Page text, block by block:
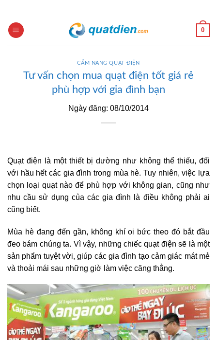
content
0
CẨM NANG QUẠT ĐIỆN
Tư vấn chọn mua quạt điện tốt giá rẻ
phù hợp với gia đình bạn
Ngày đăng: 08/10/2014
Quạt điện là một thiết bị dường như không thể thiếu, đối
với hầu hết các gia đình trong mùa hè. Tuy nhiên, việc lựa
chọn loại quạt nào để phù hợp với không gian, cũng như
nhu cầu sử dụng của các gia đình là điều không phải ai
cũng biết.
Mùa hè đang đến gần, không khí oi bức theo đó bắt đầu
đeo bám chúng ta. Vì vậy, những chiếc quạt điện sẽ là một
sản phẩm tuyệt vời, giúp các gia đình tạo cảm giác mát mẻ
và thoải mái sau những giờ làm việc căng thẳng.